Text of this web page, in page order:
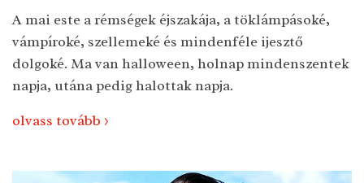
A mai este a rémségek éjszakája, a töklámpásoké,
vámpíroké, szellemeké és mindenféle ijesztő
dolgoké. Ma van halloween, holnap mindenszentek
napja, utána pedig halottak napja.
olvass tovább >